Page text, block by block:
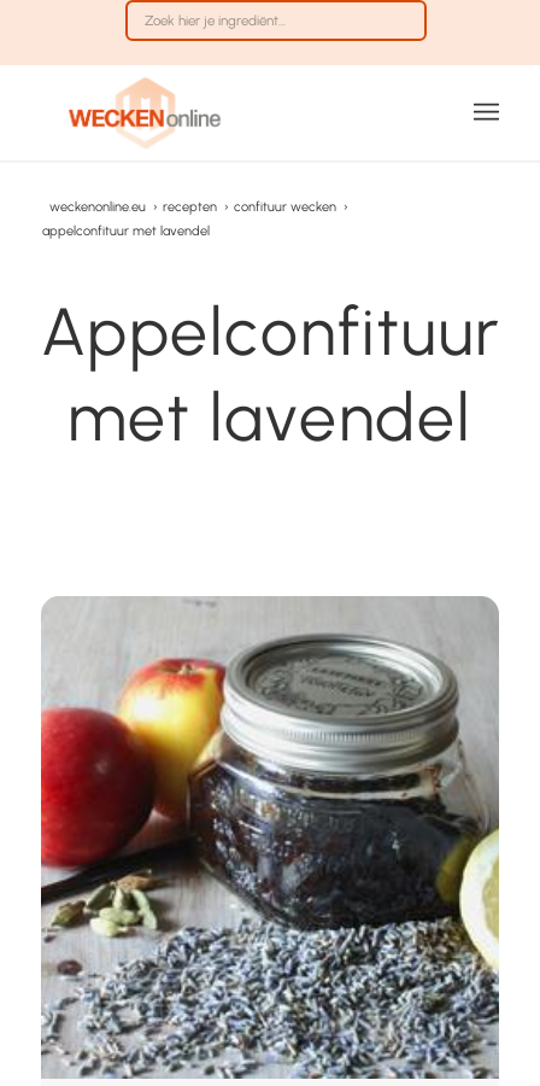
weckenonline.eu › recepten › confituur wecken ›
appelconfituur met lavendel
Appelconfituur
met lavendel